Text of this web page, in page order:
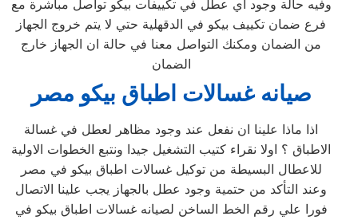
وفيه حالة وجود اي عطل في تكييفات بيكو تواصل مباشرة مع
فرع ضمان تكييف بيكو في الدقهلية حتي لا يتم خروج الجهاز
من الضمان ومكنك التواصل معنا في حالة ان الجهاز خارج
الضمان
صيانه غسالات اطباق بيكو مصر
اذا ماذا علينا ان نفعل عند وجود مظاهر لعطل في غسالة
الاطباق ؟ اولا نقراء كتيب التشغيل جيدا ونتبع الخطوات الاولية
للاعطال البسيطة من توكيل غسالات اطباق بيكو في مصر
وعند التأكد من حتمية وجود عطل بالجهاز يجب علينا الاتصال
فورا علي رقم الخط الساخن لصيانه غسالات اطباق بيكو في